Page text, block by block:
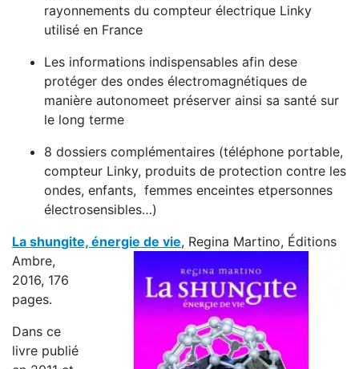
rayonnements du compteur électrique Linky
utilisé en France
Les informations indispensables afin dese
protéger des ondes électromagnétiques de
manière autonomeet préserver ainsi sa santé sur
le long terme
8 dossiers complémentaires (téléphone portable,
compteur Linky, produits de protection contre les
ondes, enfants, femmes enceintes etpersonnes
électrosensibles…)
La shungite, énergie de vie, Regina Martino, Éditions
Ambre,
2016, 176
pages.
Dans ce
livre publié